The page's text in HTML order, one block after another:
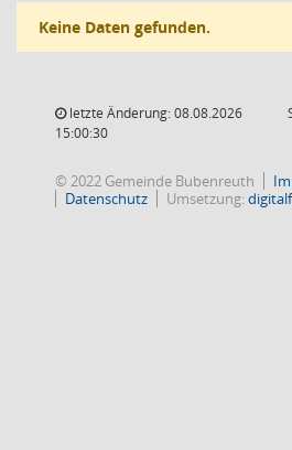
Keine Daten gefunden.
letzte Änderung: 08.08.2026
15:00:30
© 2022 Gemeinde Bubenreuth
Datenschutz
Umsetzung: